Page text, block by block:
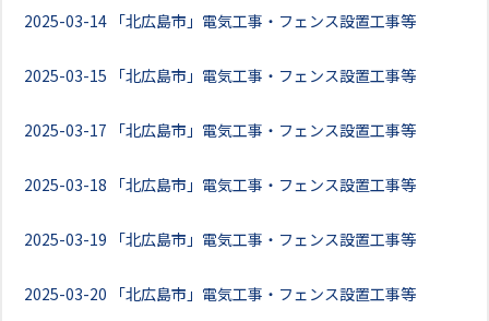
2025-03-14 「北広島市」電気工事・フェンス設置工事等
2025-03-15 「北広島市」電気工事・フェンス設置工事等
2025-03-17 「北広島市」電気工事・フェンス設置工事等
2025-03-18 「北広島市」電気工事・フェンス設置工事等
2025-03-19 「北広島市」電気工事・フェンス設置工事等
2025-03-20 「北広島市」電気工事・フェンス設置工事等